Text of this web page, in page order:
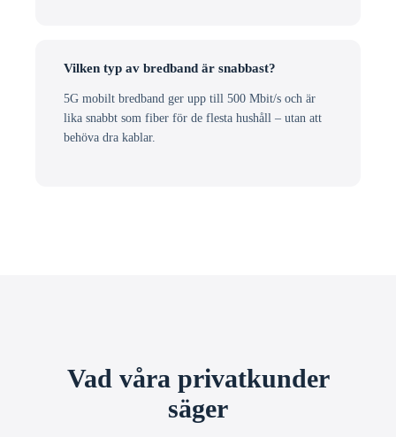
Vilken typ av bredband är snabbast?
5G mobilt bredband ger upp till 500 Mbit/s och är
lika snabbt som fiber för de flesta hushåll – utan att
behöva dra kablar.
Vad våra privatkunder
säger